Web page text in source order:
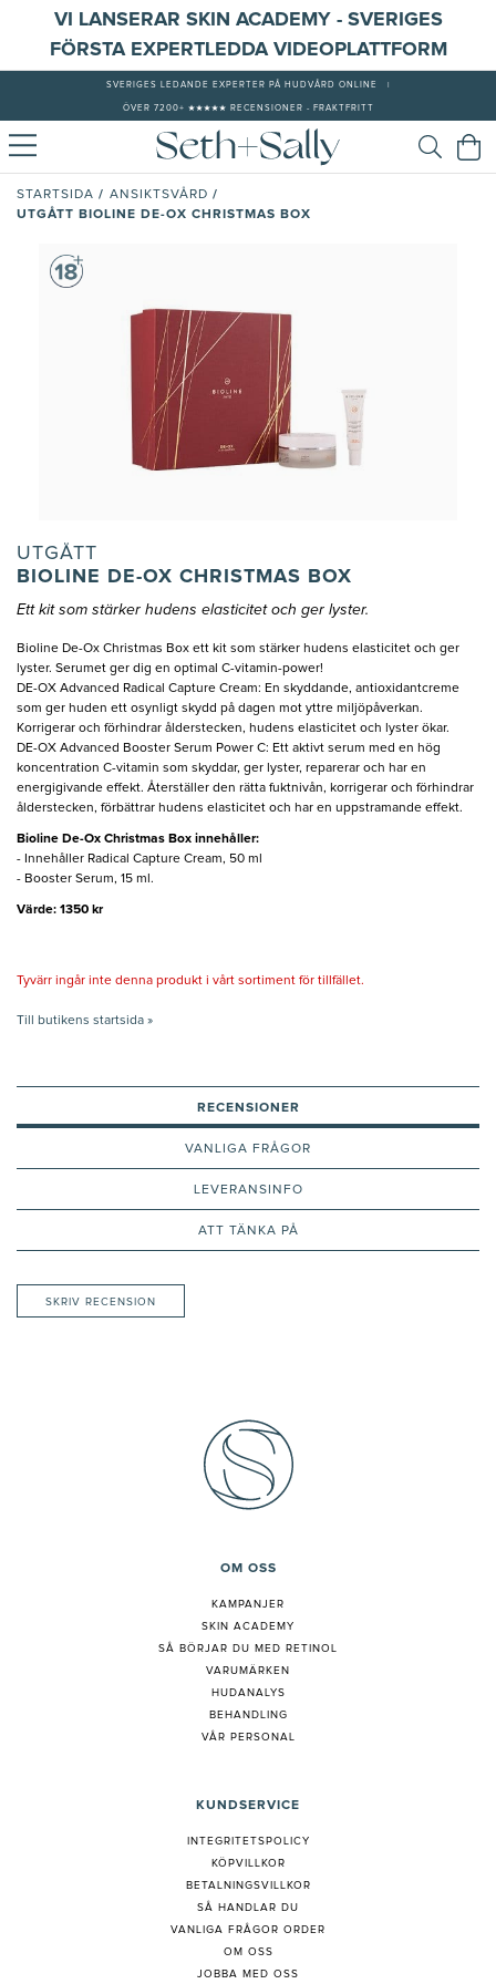
VI LANSERAR SKIN ACADEMY - SVERIGES
FÖRSTA EXPERTLEDDA VIDEOPLATTFORM
SVERIGES LEDANDE EXPERTER PÅ HUDVÅRD ONLINE
ÖVER 7200+ ★★★★★ RECENSIONER - FRAKTFRITT
STARTSIDA / ANSIKTSVÅRD /
UTGÅTT BIOLINE DE-OX CHRISTMAS BOX
UTGÅTT
BIOLINE DE-OX CHRISTMAS BOX
Ett kit som stärker hudens elasticitet och ger lyster.
Bioline De-Ox Christmas Box ett kit som stärker hudens elasticitet och ger
lyster. Serumet ger dig en optimal C-vitamin-power!
DE-OX Advanced Radical Capture Cream: En skyddande, antioxidantcreme
som ger huden ett osynligt skydd på dagen mot yttre miljöpåverkan.
Korrigerar och förhindrar ålderstecken, hudens elasticitet och lyster ökar.
DE-OX Advanced Booster Serum Power C: Ett aktivt serum med en hög
koncentration C-vitamin som skyddar, ger lyster, reparerar och har en
energigivande effekt. Återställer den rätta fuktnivån, korrigerar och förhindrar
ålderstecken, förbättrar hudens elasticitet och har en uppstramande effekt.
Bioline De-Ox Christmas Box​ innehåller:
- Innehåller Radical Capture Cream, 50 ml
- Booster Serum, 15 ml.
Värde: 1350 kr
Tyvärr ingår inte denna produkt i vårt sortiment för tillfället.
Till butikens startsida »
RECENSIONER
VANLIGA FRÅGOR
LEVERANSINFO
ATT TÄNKA PÅ
SKRIV RECENSION
OM OSS
KAMPANJER
SKIN ACADEMY
SÅ BÖRJAR DU MED RETINOL
VARUMÄRKEN
HUDANALYS
BEHANDLING
VÅR PERSONAL
KUNDSERVICE
INTEGRITETSPOLICY
KÖPVILLKOR
BETALNINGSVILLKOR
SÅ HANDLAR DU
VANLIGA FRÅGOR ORDER
OM OSS
JOBBA MED OSS